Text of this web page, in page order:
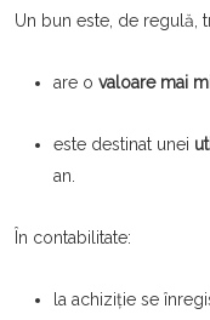
Un bun este, de regulă,
are o valoare mai
este destinat unei
an.
În contabilitate:
la achiziție se